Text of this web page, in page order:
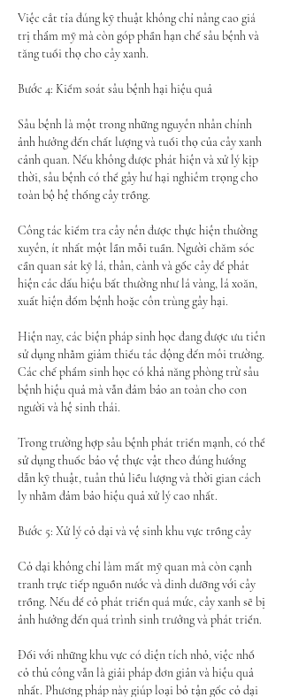
Việc cắt tỉa đúng kỹ thuật không chỉ nâng cao giá
trị thẩm mỹ mà còn góp phần hạn chế sâu bệnh và
tăng tuổi thọ cho cây xanh.
Bước 4: Kiểm soát sâu bệnh hại hiệu quả
Sâu bệnh là một trong những nguyên nhân chính
ảnh hưởng đến chất lượng và tuổi thọ của cây xanh
cảnh quan. Nếu không được phát hiện và xử lý kịp
thời, sâu bệnh có thể gây hư hại nghiêm trọng cho
toàn bộ hệ thống cây trồng.
Công tác kiểm tra cây nên được thực hiện thường
xuyên, ít nhất một lần mỗi tuần. Người chăm sóc
cần quan sát kỹ lá, thân, cành và gốc cây để phát
hiện các dấu hiệu bất thường như lá vàng, lá xoăn,
xuất hiện đốm bệnh hoặc côn trùng gây hại.
Hiện nay, các biện pháp sinh học đang được ưu tiên
sử dụng nhằm giảm thiểu tác động đến môi trường.
Các chế phẩm sinh học có khả năng phòng trừ sâu
bệnh hiệu quả mà vẫn đảm bảo an toàn cho con
người và hệ sinh thái.
Trong trường hợp sâu bệnh phát triển mạnh, có thể
sử dụng thuốc bảo vệ thực vật theo đúng hướng
dẫn kỹ thuật, tuân thủ liều lượng và thời gian cách
ly nhằm đảm bảo hiệu quả xử lý cao nhất.
Bước 5: Xử lý cỏ dại và vệ sinh khu vực trồng cây
Cỏ dại không chỉ làm mất mỹ quan mà còn cạnh
tranh trực tiếp nguồn nước và dinh dưỡng với cây
trồng. Nếu để cỏ phát triển quá mức, cây xanh sẽ bị
ảnh hưởng đến quá trình sinh trưởng và phát triển.
Đối với những khu vực có diện tích nhỏ, việc nhổ
cỏ thủ công vẫn là giải pháp đơn giản và hiệu quả
nhất. Phương pháp này giúp loại bỏ tận gốc cỏ dại